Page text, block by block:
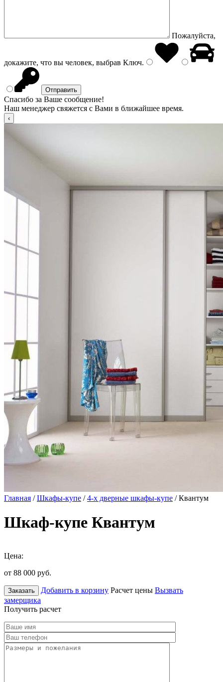
Пожалуйста,
докажите, что вы человек, выбрав Ключ.
Спасибо за Ваше сообщение!
Наш менеджер свяжется с Вами в ближайшее время.
Главная /Шкафы-купе /4-х дверные шкафы-купе / Квантум
Шкаф-купе Квантум
Цена:
от 88 000 руб.
Заказать Добавить в корзину Расчет цены Вызвать
замерщика
Получить расчет